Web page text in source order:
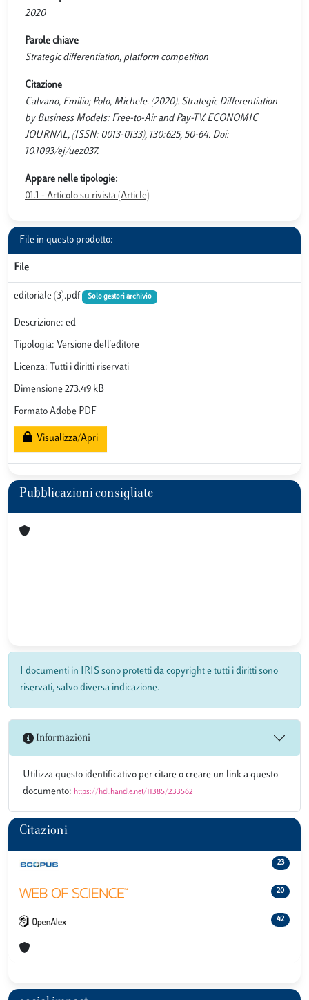
2020
Parole chiave
Strategic differentiation, platform competition
Citazione
Calvano, Emilio; Polo, Michele. (2020). Strategic Differentiation
by Business Models: Free-to-Air and Pay-TV. ECONOMIC
JOURNAL, (ISSN: 0013-0133), 130:625, 50-64. Doi:
10.1093/ej/uez037.
Appare nelle tipologie:
01.1 - Articolo su rivista (Article)
File in questo prodotto:
File
editoriale (3).pdf Solo gestori archivio
Descrizione: ed
Tipologia: Versione dell'editore
Licenza: Tutti i diritti riservati
Dimensione 273.49 kB
Formato Adobe PDF
Visualizza/Apri
Pubblicazioni consigliate
I documenti in IRIS sono protetti da copyright e tutti i diritti sono
riservati, salvo diversa indicazione.
Informazioni
Utilizza questo identificativo per citare o creare un link a questo
documento: https://hdl.handle.net/11385/233562
Citazioni
23
20
42